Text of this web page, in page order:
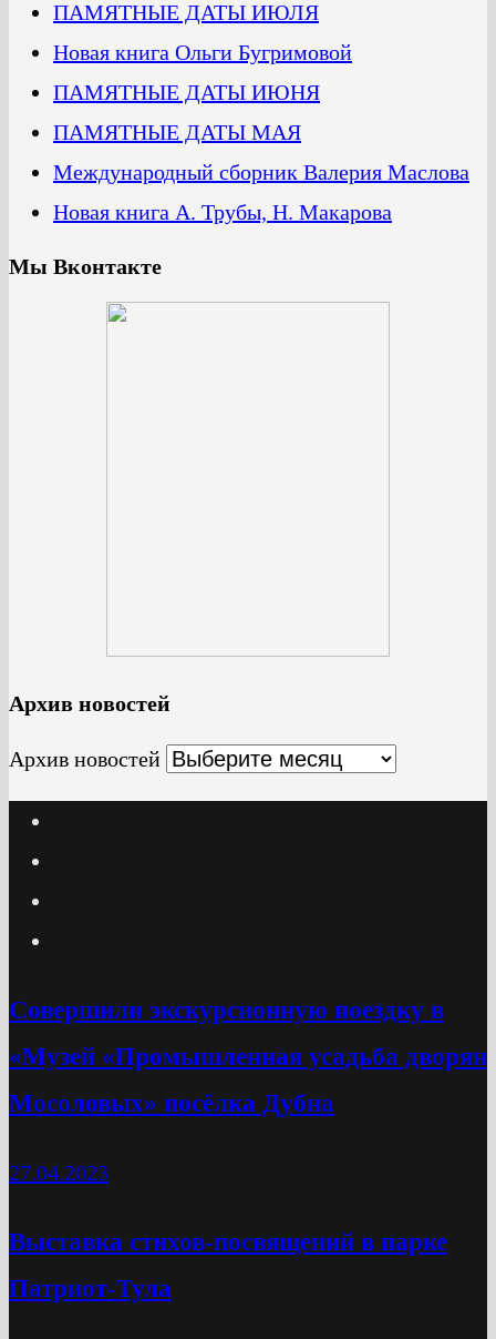
ПАМЯТНЫЕ ДАТЫ ИЮЛЯ
Новая книга Ольги Бугримовой
ПАМЯТНЫЕ ДАТЫ ИЮНЯ
ПАМЯТНЫЕ ДАТЫ МАЯ
Международный сборник Валерия Маслова
Новая книга А. Трубы, Н. Макарова
Мы Вконтакте
Архив новостей
Архив новостей
Cовершили экскурсионную поездку в
«Музей «Промышленная усадьба дворян
Мосоловых» посёлка Дубна
27.04.2023
Выставка стихов-посвящений в парке
Патриот-Тула